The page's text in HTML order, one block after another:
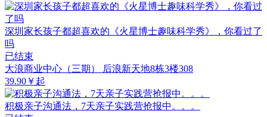
深圳家长孩子都超喜欢的《火星博士趣味科学秀》，你看过了
吗
已结束
大浪商业中心（三期） 后浪新天地8栋3楼308
39.90￥起
积极亲子沟通法，7天亲子实践营抢报中。。。